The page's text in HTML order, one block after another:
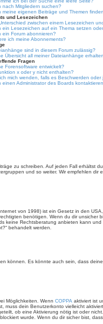
nach Mitgliedern suchen?
meine eigenen Beiträge und Themen
und Lesezeichen
zwischen einem Lesezeichen
ein Lesezeichen auf ein Thema setzen
ein Forum abonnieren?
ich meine Abonnements?
sind in diesem Forum zulässig?
Übersicht all meiner Dateianhänge
Fragen
Forensoftware entwickelt?
x oder y nicht enthalten?
mich wenden, falls es Beschwerden
einen Administrator des Boards
zu schreiben. Auf jeden Fall erhältst
und so weiter. Wir empfehlen dir
von 1998) ist ein Gesetz in den
benötigen. Wenn du dir unsicher
Rechtsberatung anbieten kann
behandelt werden.
können. Es könnte auch sein, dass
Möglichkeiten. Wenn COPPA aktiviert ist
dein Benutzerkonto vielleicht
ob eine Aktivierung nötig ist oder
wurde. Wenn du dir sicher bist,